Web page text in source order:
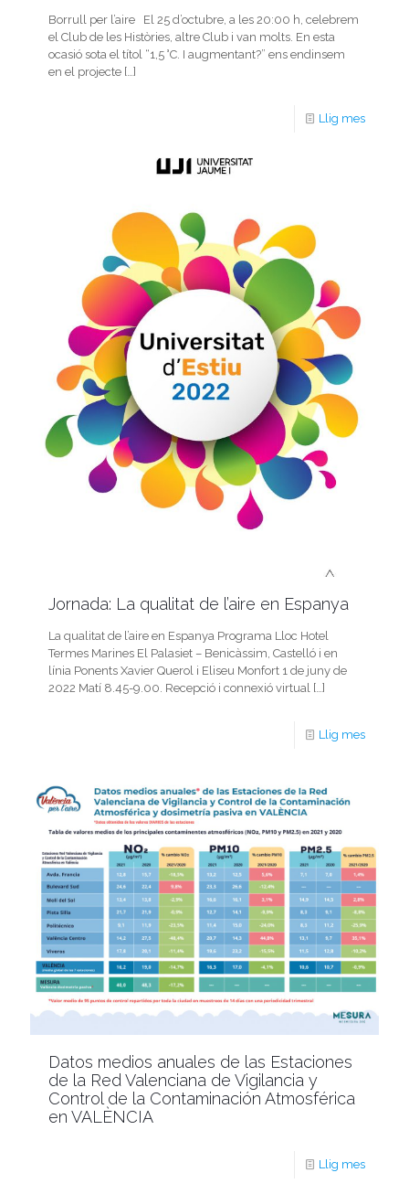
Borrull per l’aire El 25 d’octubre, a les 20:00 h, celebrem
el Club de les Històries, altre Club i van molts. En esta
ocasió sota el títol “1,5 °C. I augmentant?” ens endinsem
en el projecte […]
Llig mes
Jornada: La qualitat de l’aire en Espanya
La qualitat de l’aire en Espanya Programa Lloc Hotel
Termes Marines El Palasiet – Benicàssim, Castelló i en
línia Ponents Xavier Querol i Eliseu Monfort 1 de juny de
2022 Matí 8.45-9.00. Recepció i connexió virtual […]
Llig mes
Datos medios anuales de las Estaciones
de la Red Valenciana de Vigilancia y
Control de la Contaminación Atmosférica
en VALÈNCIA
Llig mes